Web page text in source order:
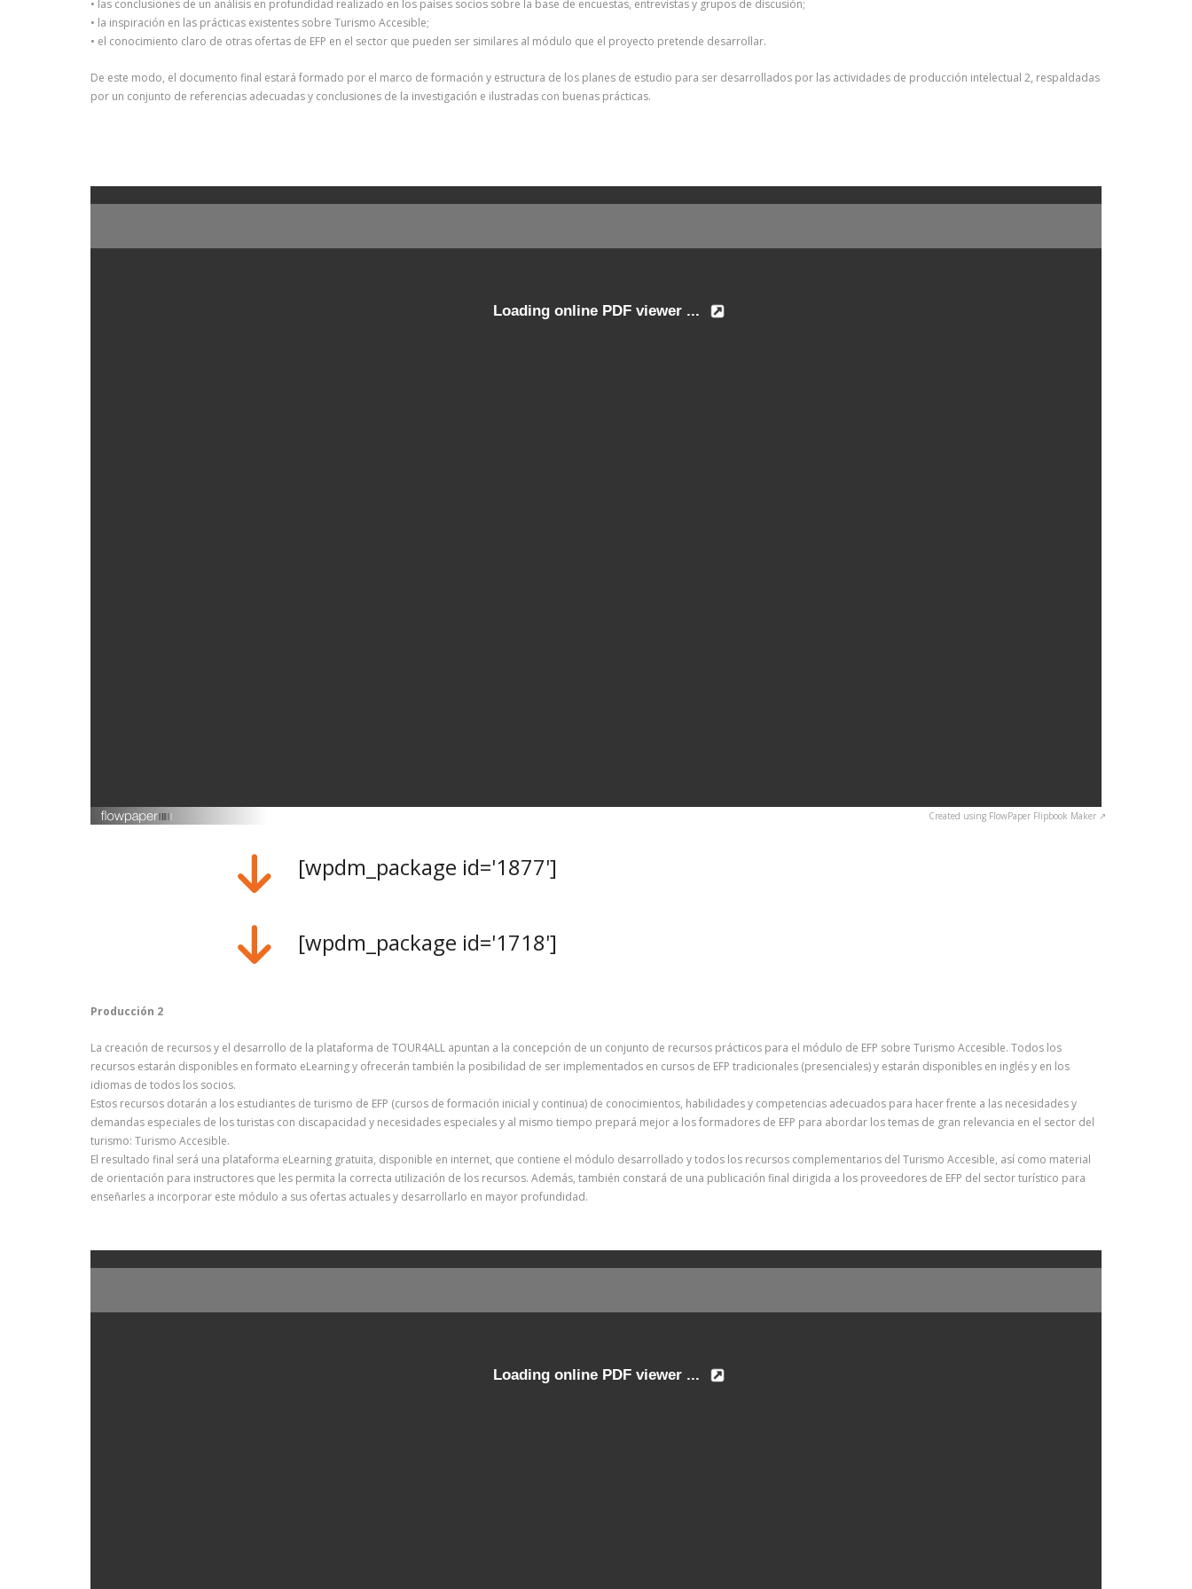
• las conclusiones de un análisis en profundidad realizado en los países socios sobre la base de encuestas, entrevistas y grupos de discusión;
• la inspiración en las prácticas existentes sobre Turismo Accesible;
• el conocimiento claro de otras ofertas de EFP en el sector que pueden ser similares al módulo que el proyecto pretende desarrollar.
De este modo, el documento final estará formado por el marco de formación y estructura de los planes de estudio para ser desarrollados por las actividades de producción intelectual 2, respaldadas
por un conjunto de referencias adecuadas y conclusiones de la investigación e ilustradas con buenas prácticas.
Created using FlowPaper Flipbook Maker ↗
[wpdm_package id='1877']
[wpdm_package id='1718']
Producción 2
La creación de recursos y el desarrollo de la plataforma de TOUR4ALL apuntan a la concepción de un conjunto de recursos prácticos para el módulo de EFP sobre Turismo Accesible. Todos los
recursos estarán disponibles en formato eLearning y ofrecerán también la posibilidad de ser implementados en cursos de EFP tradicionales (presenciales) y estarán disponibles en inglés y en los
idiomas de todos los socios.
Estos recursos dotarán a los estudiantes de turismo de EFP (cursos de formación inicial y continua) de conocimientos, habilidades y competencias adecuados para hacer frente a las necesidades y
demandas especiales de los turistas con discapacidad y necesidades especiales y al mismo tiempo prepará mejor a los formadores de EFP para abordar los temas de gran relevancia en el sector del
turismo: Turismo Accesible.
El resultado final será una plataforma eLearning gratuita, disponible en internet, que contiene el módulo desarrollado y todos los recursos complementarios del Turismo Accesible, así como material
de orientación para instructores que les permita la correcta utilización de los recursos. Además, también constará de una publicación final dirigida a los proveedores de EFP del sector turístico para
enseñarles a incorporar este módulo a sus ofertas actuales y desarrollarlo en mayor profundidad.